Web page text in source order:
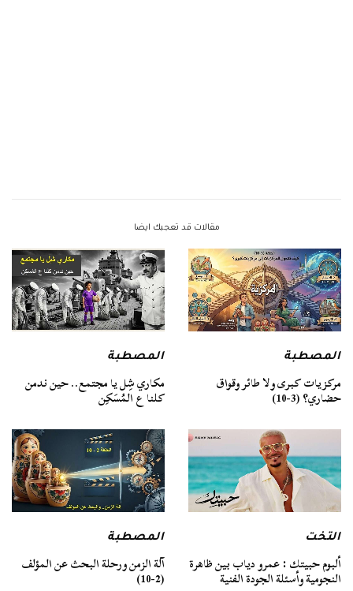
مقالات قد تعجبك ايضا
المصطبة
مركزيات كبرى ولا طائر وقواق
حضاري؟ (3-10)
المصطبة
مكاري شِل يا مجتمع.. حين ندمن
كلنا ع المُسَكِن
التخت
ألبوم حبيتك : عمرو دياب بين ظاهرة
النجومية وأسئلة الجودة الفنية
المصطبة
آلة الزمن ورحلة البحث عن المؤلف
(2-10)